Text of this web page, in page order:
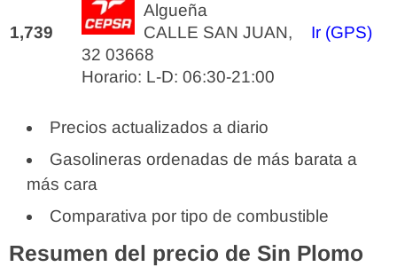
1,739
Algueña
CALLE SAN JUAN,
32 03668
Horario: L-D: 06:30-21:00
Ir (GPS)
Precios actualizados a diario
Gasolineras ordenadas de más barata a
más cara
Comparativa por tipo de combustible
Resumen del precio de Sin Plomo